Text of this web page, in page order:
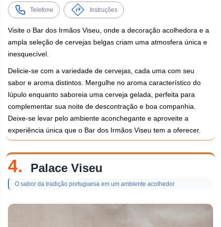
Telefone Instruções
Visite o Bar dos Irmãos Viseu, onde a decoração acolhedora e a
ampla seleção de cervejas belgas criam uma atmosfera única e
inesquecível.
Delicie-se com a variedade de cervejas, cada uma com seu
sabor e aroma distintos. Mergulhe no aroma característico do
lúpulo enquanto saboreia uma cerveja gelada, perfeita para
complementar sua noite de descontração e boa companhia.
Deixe-se levar pelo ambiente aconchegante e aproveite a
experiência única que o Bar dos Irmãos Viseu tem a oferecer.
4. Palace Viseu
O sabor da tradição portuguesa em um ambiente acolhedor